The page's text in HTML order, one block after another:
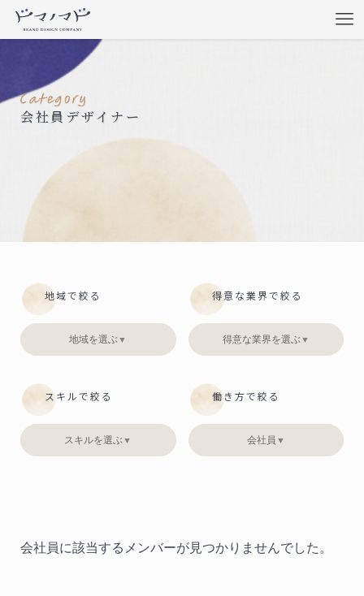
会社員デザイナー
地域で絞る
地域を選ぶ ▼
得意な業界で絞る
得意な業界を選ぶ ▼
スキルで絞る
スキルを選ぶ ▼
働き方で絞る
会社員 ▼
会社員に該当するメンバーが見つかりませんでした。